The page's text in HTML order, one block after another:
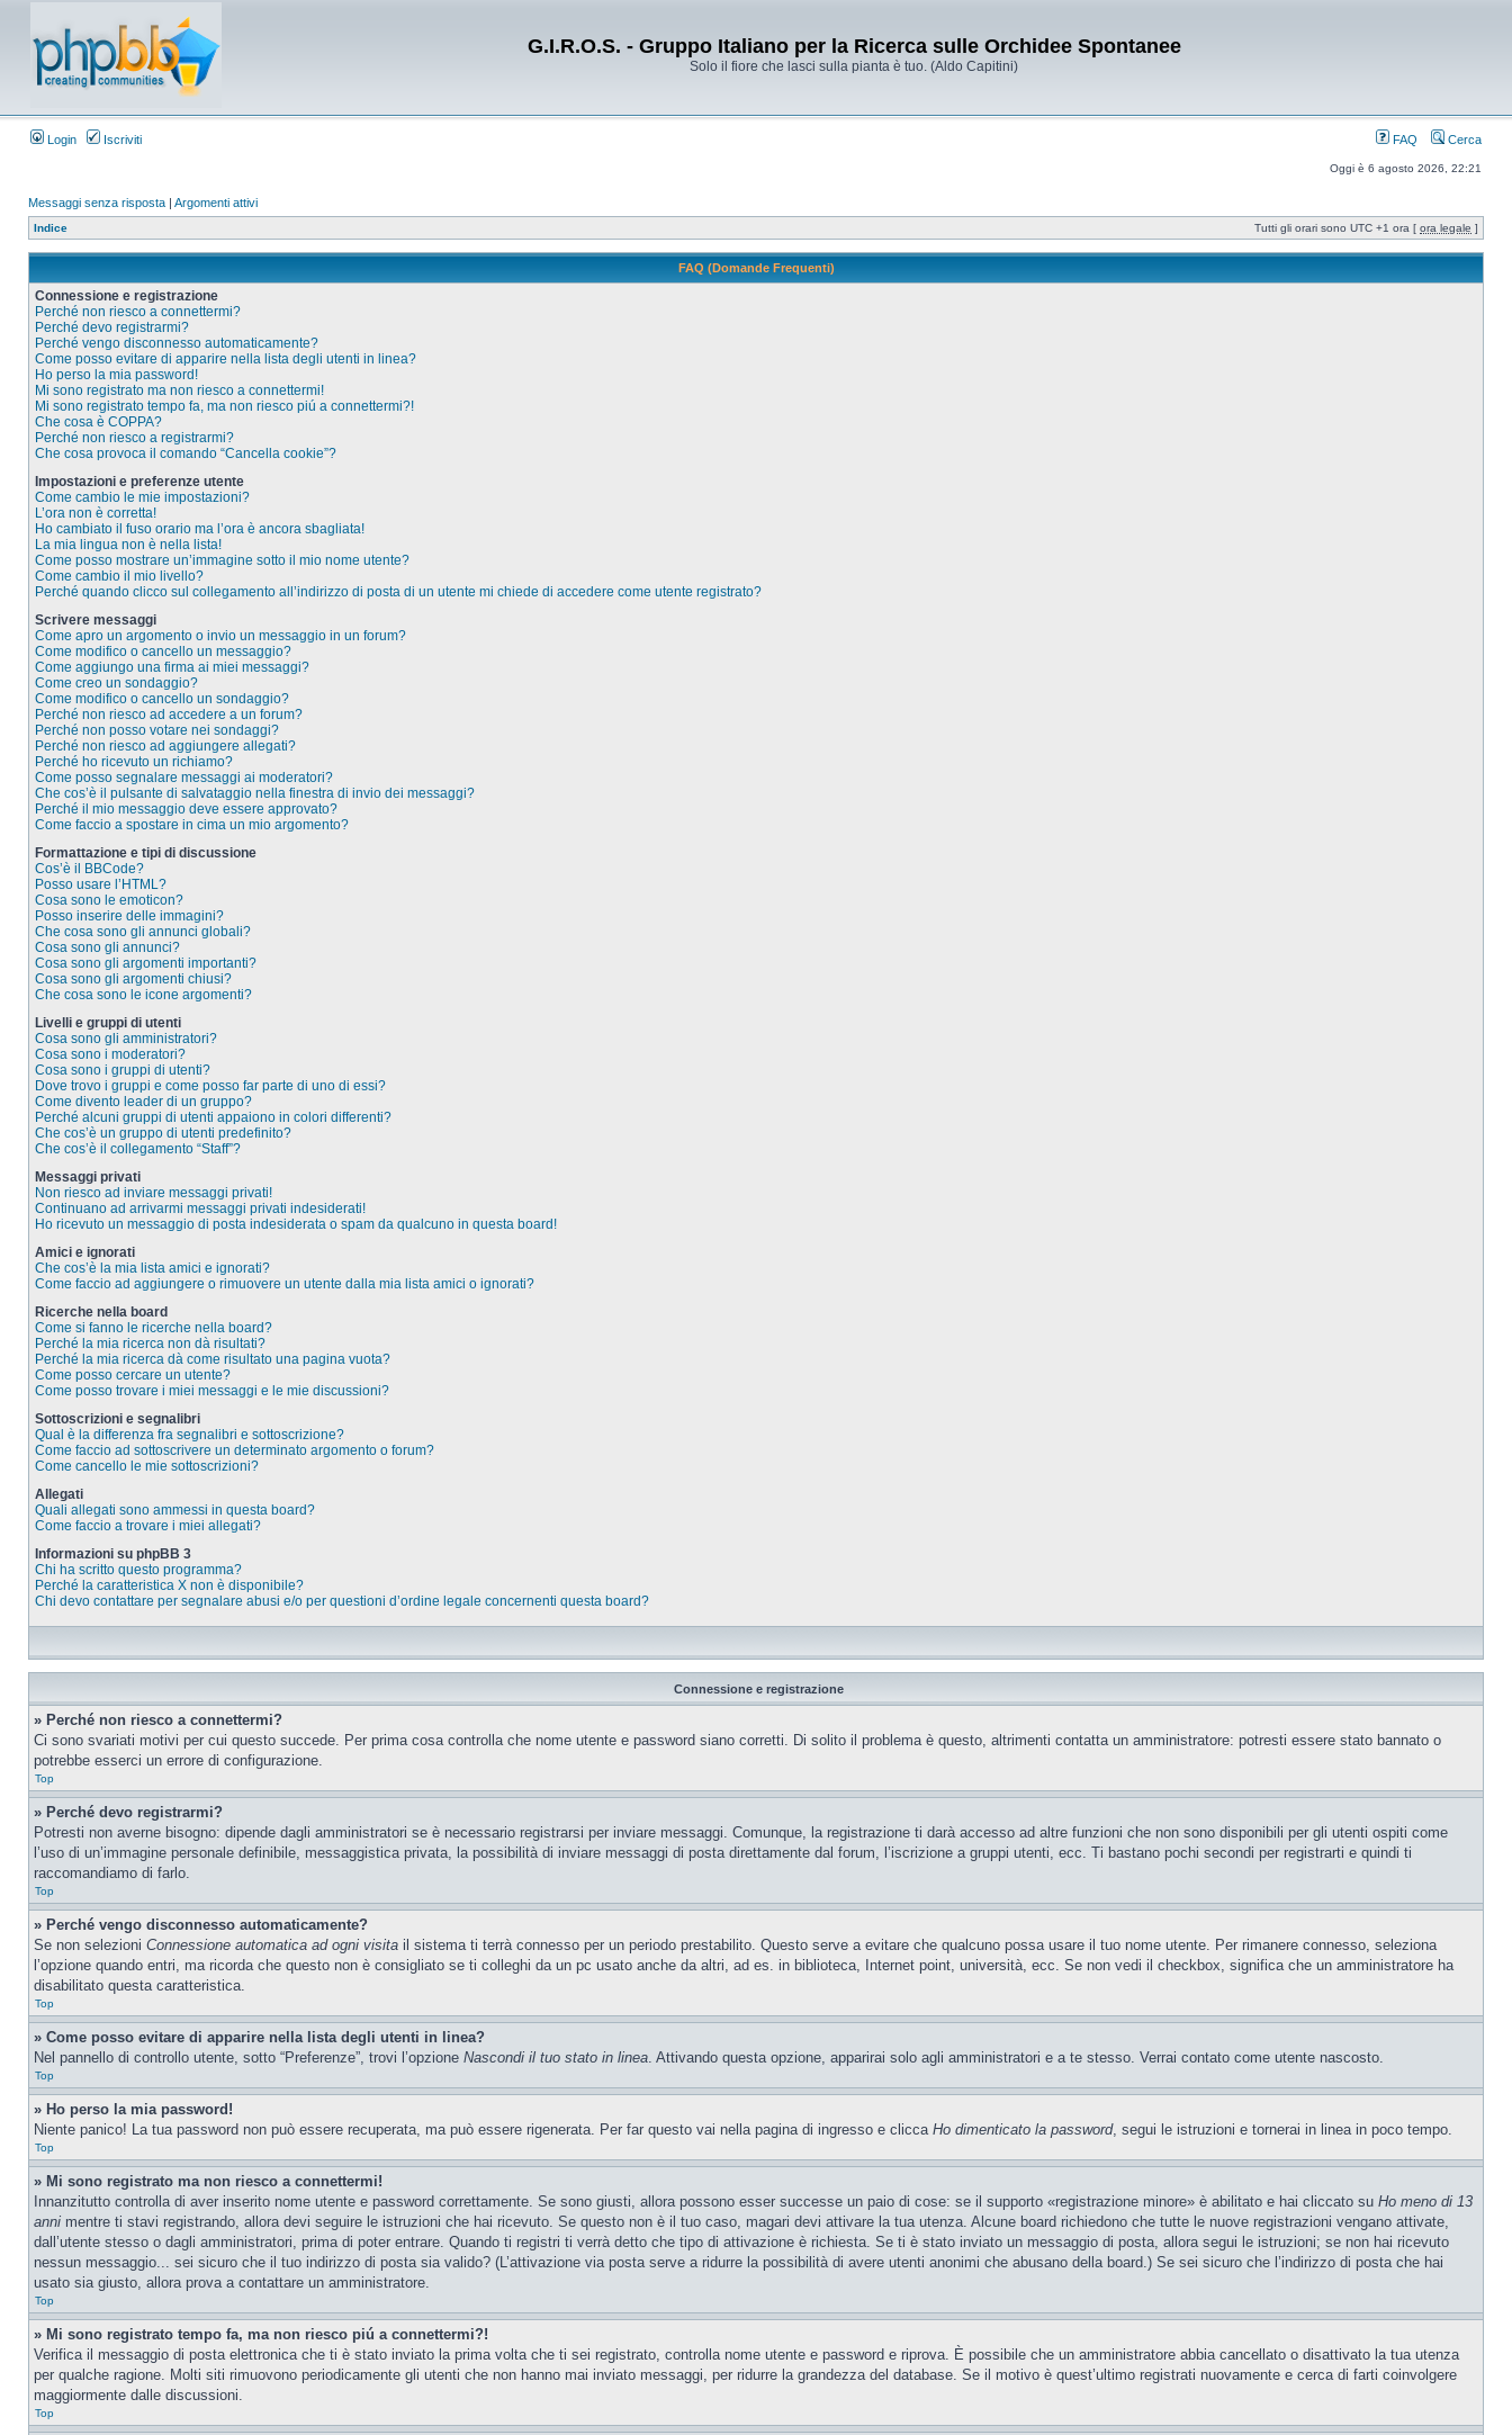
G.I.R.O.S. - Gruppo Italiano per la Ricerca sulle Orchidee Spontanee
Solo il fiore che lasci sulla pianta è tuo. (Aldo Capitini)
Login Iscriviti FAQ Cerca
Oggi è 6 agosto 2026, 22:21
Messaggi senza risposta | Argomenti attivi
Indice Tutti gli orari sono UTC +1 ora [ ora legale ]
FAQ (Domande Frequenti)
Connessione e registrazione
Perché non riesco a connettermi?
Perché devo registrarmi?
Perché vengo disconnesso automaticamente?
Come posso evitare di apparire nella lista degli utenti in linea?
Ho perso la mia password!
Mi sono registrato ma non riesco a connettermi!
Mi sono registrato tempo fa, ma non riesco piú a connettermi?!
Che cosa è COPPA?
Perché non riesco a registrarmi?
Che cosa provoca il comando “Cancella cookie”?
Impostazioni e preferenze utente
Come cambio le mie impostazioni?
L’ora non è corretta!
Ho cambiato il fuso orario ma l’ora è ancora sbagliata!
La mia lingua non è nella lista!
Come posso mostrare un’immagine sotto il mio nome utente?
Come cambio il mio livello?
Perché quando clicco sul collegamento all’indirizzo di posta di un utente mi chiede di accedere come utente registrato?
Scrivere messaggi
Come apro un argomento o invio un messaggio in un forum?
Come modifico o cancello un messaggio?
Come aggiungo una firma ai miei messaggi?
Come creo un sondaggio?
Come modifico o cancello un sondaggio?
Perché non riesco ad accedere a un forum?
Perché non posso votare nei sondaggi?
Perché non riesco ad aggiungere allegati?
Perché ho ricevuto un richiamo?
Come posso segnalare messaggi ai moderatori?
Che cos’è il pulsante di salvataggio nella finestra di invio dei messaggi?
Perché il mio messaggio deve essere approvato?
Come faccio a spostare in cima un mio argomento?
Formattazione e tipi di discussione
Cos’è il BBCode?
Posso usare l’HTML?
Cosa sono le emoticon?
Posso inserire delle immagini?
Che cosa sono gli annunci globali?
Cosa sono gli annunci?
Cosa sono gli argomenti importanti?
Cosa sono gli argomenti chiusi?
Che cosa sono le icone argomenti?
Livelli e gruppi di utenti
Cosa sono gli amministratori?
Cosa sono i moderatori?
Cosa sono i gruppi di utenti?
Dove trovo i gruppi e come posso far parte di uno di essi?
Come divento leader di un gruppo?
Perché alcuni gruppi di utenti appaiono in colori differenti?
Che cos’è un gruppo di utenti predefinito?
Che cos’è il collegamento “Staff”?
Messaggi privati
Non riesco ad inviare messaggi privati!
Continuano ad arrivarmi messaggi privati indesiderati!
Ho ricevuto un messaggio di posta indesiderata o spam da qualcuno in questa board!
Amici e ignorati
Che cos’è la mia lista amici e ignorati?
Come faccio ad aggiungere o rimuovere un utente dalla mia lista amici o ignorati?
Ricerche nella board
Come si fanno le ricerche nella board?
Perché la mia ricerca non dà risultati?
Perché la mia ricerca dà come risultato una pagina vuota?
Come posso cercare un utente?
Come posso trovare i miei messaggi e le mie discussioni?
Sottoscrizioni e segnalibri
Qual è la differenza fra segnalibri e sottoscrizione?
Come faccio ad sottoscrivere un determinato argomento o forum?
Come cancello le mie sottoscrizioni?
Allegati
Quali allegati sono ammessi in questa board?
Come faccio a trovare i miei allegati?
Informazioni su phpBB 3
Chi ha scritto questo programma?
Perché la caratteristica X non è disponibile?
Chi devo contattare per segnalare abusi e/o per questioni d’ordine legale concernenti questa board?
Connessione e registrazione
» Perché non riesco a connettermi?
Ci sono svariati motivi per cui questo succede. Per prima cosa controlla che nome utente e password siano corretti. Di solito il problema è questo, altrimenti contatta un amministratore: potresti essere stato bannato o
potrebbe esserci un errore di configurazione.
Top
» Perché devo registrarmi?
Potresti non averne bisogno: dipende dagli amministratori se è necessario registrarsi per inviare messaggi. Comunque, la registrazione ti darà accesso ad altre funzioni che non sono disponibili per gli utenti ospiti come
l’uso di un’immagine personale definibile, messaggistica privata, la possibilità di inviare messaggi di posta direttamente dal forum, l’iscrizione a gruppi utenti, ecc. Ti bastano pochi secondi per registrarti e quindi ti
raccomandiamo di farlo.
Top
» Perché vengo disconnesso automaticamente?
Se non selezioni Connessione automatica ad ogni visita il sistema ti terrà connesso per un periodo prestabilito. Questo serve a evitare che qualcuno possa usare il tuo nome utente. Per rimanere connesso, seleziona
l’opzione quando entri, ma ricorda che questo non è consigliato se ti colleghi da un pc usato anche da altri, ad es. in biblioteca, Internet point, università, ecc. Se non vedi il checkbox, significa che un amministratore ha
disabilitato questa caratteristica.
Top
» Come posso evitare di apparire nella lista degli utenti in linea?
Nel pannello di controllo utente, sotto “Preferenze”, trovi l’opzione Nascondi il tuo stato in linea. Attivando questa opzione, apparirai solo agli amministratori e a te stesso. Verrai contato come utente nascosto.
Top
» Ho perso la mia password!
Niente panico! La tua password non può essere recuperata, ma può essere rigenerata. Per far questo vai nella pagina di ingresso e clicca Ho dimenticato la password, segui le istruzioni e tornerai in linea in poco tempo.
Top
» Mi sono registrato ma non riesco a connettermi!
Innanzitutto controlla di aver inserito nome utente e password correttamente. Se sono giusti, allora possono esser successe un paio di cose: se il supporto «registrazione minore» è abilitato e hai cliccato su Ho meno di 13
anni mentre ti stavi registrando, allora devi seguire le istruzioni che hai ricevuto. Se questo non è il tuo caso, magari devi attivare la tua utenza. Alcune board richiedono che tutte le nuove registrazioni vengano attivate,
dall’utente stesso o dagli amministratori, prima di poter entrare. Quando ti registri ti verrà detto che tipo di attivazione è richiesta. Se ti è stato inviato un messaggio di posta, allora segui le istruzioni; se non hai ricevuto
nessun messaggio... sei sicuro che il tuo indirizzo di posta sia valido? (L’attivazione via posta serve a ridurre la possibilità di avere utenti anonimi che abusano della board.) Se sei sicuro che l’indirizzo di posta che hai
usato sia giusto, allora prova a contattare un amministratore.
Top
» Mi sono registrato tempo fa, ma non riesco piú a connettermi?!
Verifica il messaggio di posta elettronica che ti è stato inviato la prima volta che ti sei registrato, controlla nome utente e password e riprova. È possibile che un amministratore abbia cancellato o disattivato la tua utenza
per qualche ragione. Molti siti rimuovono periodicamente gli utenti che non hanno mai inviato messaggi, per ridurre la grandezza del database. Se il motivo è quest’ultimo registrati nuovamente e cerca di farti coinvolgere
maggiormente dalle discussioni.
Top